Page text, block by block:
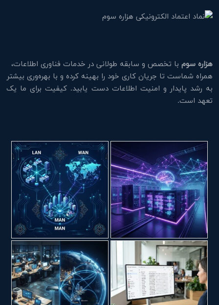
هزاره سوم با تخصص و سابقه طولانی در خدمات فناوری اطلاعات،
همراه شماست تا جریان کاری خود را بهینه کرده و با بهره‌وری بیشتر
به رشد پایدار و امنیت اطلاعات دست یابید. کیفیت برای ما یک
تعهد است.